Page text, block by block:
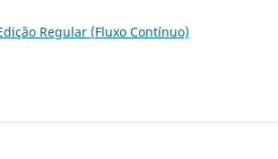
Regular (Fluxo Contínuo)